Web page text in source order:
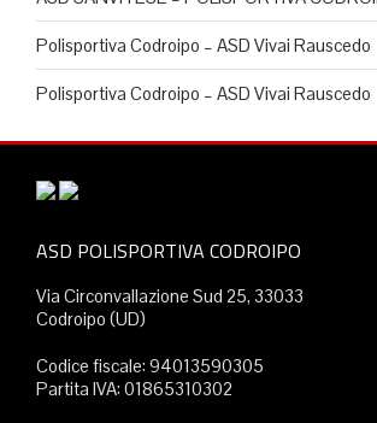
Polisportiva Codroipo – ASD Vivai Rauscedo
Polisportiva Codroipo – ASD Vivai Rauscedo
ASD POLISPORTIVA CODROIPO
Via Circonvallazione Sud 25, 33033
Codroipo (UD)
Codice fiscale: 94013590305
Partita IVA: 01865310302